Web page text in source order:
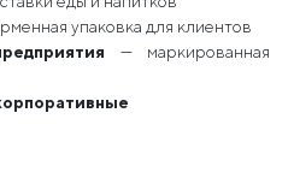
упаковка для клиентов
— маркированная